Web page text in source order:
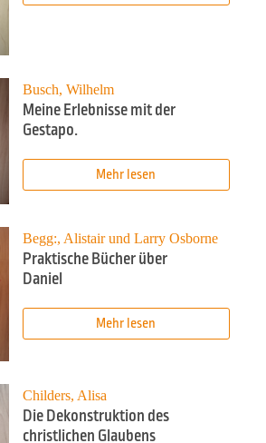
Busch, Wilhelm
Meine Erlebnisse mit der
Gestapo.
Mehr lesen
Begg:, Alistair und Larry Osborne
Praktische Bücher über
Daniel
Mehr lesen
Childers, Alisa
Die Dekonstruktion des
christlichen Glaubens